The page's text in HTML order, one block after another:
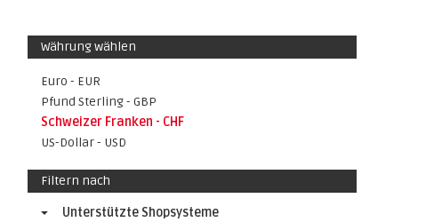
Währung wählen
Euro - EUR
Pfund Sterling - GBP
Schweizer Franken - CHF
US-Dollar - USD
Filtern nach
Unterstützte Shopsysteme